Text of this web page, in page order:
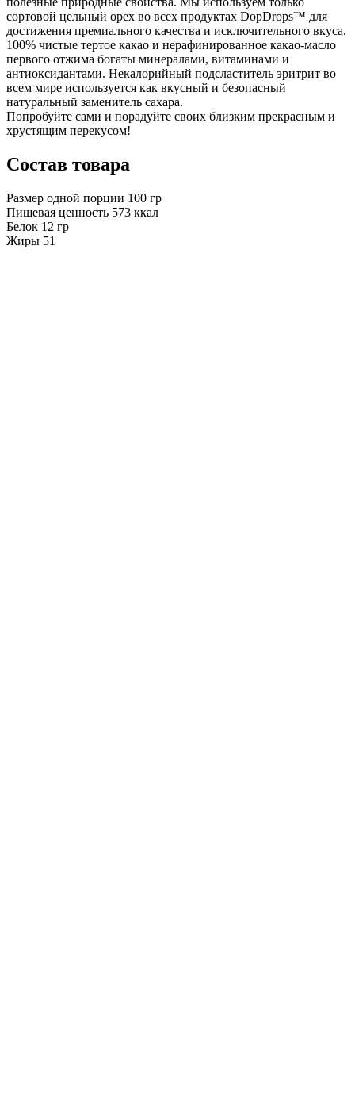
сортовой цельный орех во всех продуктах DopDrops™ для
достижения премиального качества и исключительного вкуса.
100% чистые тертое какао и нерафинированное какао-масло
первого отжима богаты минералами, витаминами и
антиоксидантами. Некалорийный подсластитель эритрит во
всем мире используется как вкусный и безопасный
натуральный заменитель сахара.
Попробуйте сами и порадуйте своих близким прекрасным и
хрустящим перекусом!
Состав товара
Размер одной порции 100 гр
Пищевая ценность 573 ккал
Белок 12 гр
Жиры 51